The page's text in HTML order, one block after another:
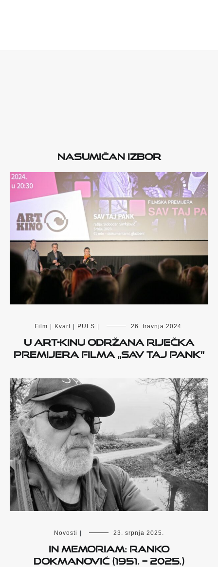
Nasumičan izbor
Film | Kvart | PULS | 26. travnja 2024.
U Art-kinu održana riječka
premijera filma „Sav taj pank”
Novosti | 23. srpnja 2025.
IN MEMORIAM: RANKO
DOKMANOVIĆ (1951. – 2025.)